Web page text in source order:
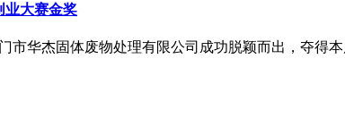
业大赛金奖
华杰固体废物处理有限公司成功脱颖而出，夺得